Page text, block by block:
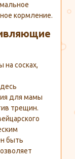
кормление.
на сосках,
для мамы
трещин.
быть